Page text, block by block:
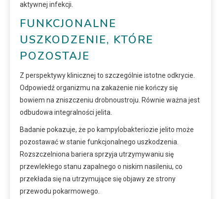
aktywnej infekcji.
FUNKCJONALNE
USZKODZENIE, KTÓRE
POZOSTAJE
Z perspektywy klinicznej to szczególnie istotne odkrycie.
Odpowiedź organizmu na zakażenie nie kończy się
bowiem na zniszczeniu drobnoustroju. Równie ważna jest
odbudowa integralności jelita.
Badanie pokazuje, że po kampylobakteriozie jelito może
pozostawać w stanie funkcjonalnego uszkodzenia.
Rozszczelniona bariera sprzyja utrzymywaniu się
przewlekłego stanu zapalnego o niskim nasileniu, co
przekłada się na utrzymujące się objawy ze strony
przewodu pokarmowego.